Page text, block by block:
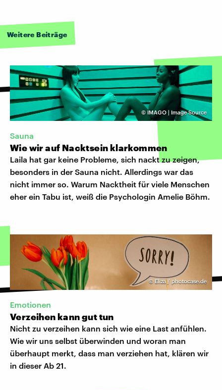
Weitere Beiträge
© IMAGO | Image Source
Sauna
Wie wir auf Nacktsein klarkommen
Laila hat gar keine Probleme, sich nackt zu zeigen,
besonders in der Sauna nicht. Allerdings war das
nicht immer so. Warum Nacktheit für viele Menschen
eher ein Tabu ist, weiß die Psychologin Amelie Böhm.
© Eliza / photocase.de
Emotionen
Verzeihen kann gut tun
Nicht zu verzeihen kann sich wie eine Last anfühlen.
Wie wir uns selbst überwinden und woran man
überhaupt merkt, dass man verziehen hat, klären wir
in dieser Ab 21.